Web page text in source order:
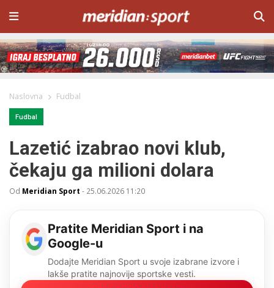
Naslovna Fudbal
Fudbal
Lazetić izabrao novi klub,
čekaju ga milioni dolara
Od Meridian Sport - 25.06.2026 11:20
Pratite Meridian Sport i na
Google-u
Dodajte Meridian Sport u svoje izabrane izvore i
lakše pratite najnovije sportske vesti.